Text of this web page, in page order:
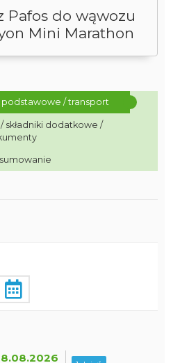
Pafos do wąwozu
Mini Marathon
podstawowe / transport
składniki dodatkowe /